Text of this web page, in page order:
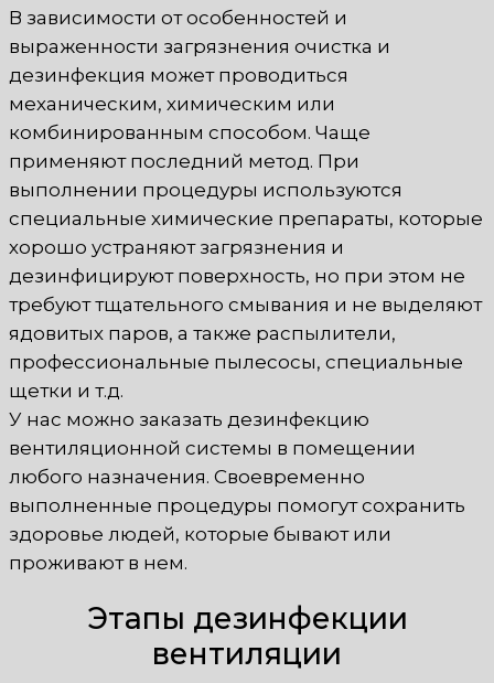
В зависимости от особенностей и
выраженности загрязнения очистка и
дезинфекция может проводиться
механическим, химическим или
комбинированным способом. Чаще
применяют последний метод. При
выполнении процедуры используются
специальные химические препараты, которые
хорошо устраняют загрязнения и
дезинфицируют поверхность, но при этом не
требуют тщательного смывания и не выделяют
ядовитых паров, а также распылители,
профессиональные пылесосы, специальные
щетки и т.д.
У нас можно заказать дезинфекцию
вентиляционной системы в помещении
любого назначения. Своевременно
выполненные процедуры помогут сохранить
здоровье людей, которые бывают или
проживают в нем.
Этапы дезинфекции
вентиляции